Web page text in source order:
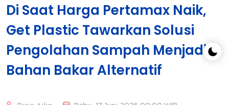
Di Saat Harga Pertamax Naik,
Get Plastic Tawarkan Solusi
Pengolahan Sampah Menjadi
Bahan Bakar Alternatif